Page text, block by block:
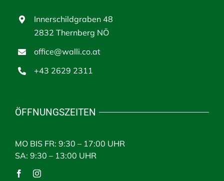
Innerschildgraben 48
2832 Thernberg NÖ
office@walli.co.at
+43 2629 2311
ÖFFNUNGSZEITEN
MO BIS FR: 9:30 – 17:00 UHR
SA: 9:30 – 13:00 UHR